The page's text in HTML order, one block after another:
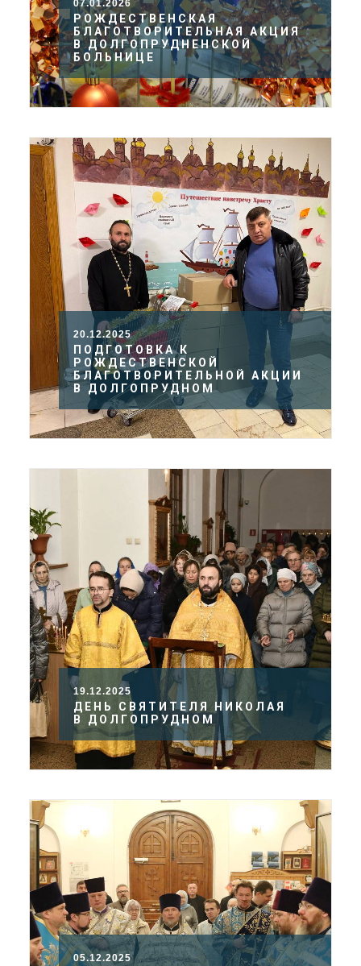
07.01.2026
РОЖДЕСТВЕНСКАЯ
БЛАГОТВОРИТЕЛЬНАЯ АКЦИЯ
В ДОЛГОПРУДНЕНСКОЙ
БОЛЬНИЦЕ
20.12.2025
ПОДГОТОВКА К
РОЖДЕСТВЕНСКОЙ
БЛАГОТВОРИТЕЛЬНОЙ АКЦИИ
В ДОЛГОПРУДНОМ
19.12.2025
ДЕНЬ СВЯТИТЕЛЯ НИКОЛАЯ
В ДОЛГОПРУДНОМ
05.12.2025